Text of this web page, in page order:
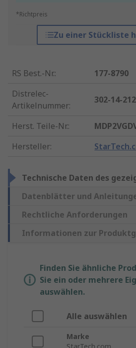
*Richtpreis
Zu einer Stückliste
RS Best.-Nr.:
177-8790
Distrelec-
Artikelnummer:
302-14-212
Herst. Teile-Nr.:
Hersteller:
Technische Daten des
Datenblätter und
Rechtliche Anforderungen
Informationen zur
Finden Sie ähnliche
Sie ein oder mehrere
auswählen.
Alle auswählen
Marke